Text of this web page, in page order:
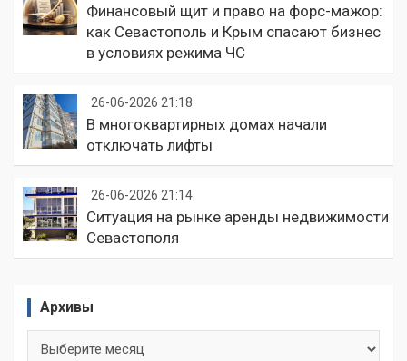
Финансовый щит и право на форс-мажор:
как Севастополь и Крым спасают бизнес
в условиях режима ЧС
26-06-2026 21:18
В многоквартирных домах начали
отключать лифты
26-06-2026 21:14
Ситуация на рынке аренды недвижимости
Севастополя
Архивы